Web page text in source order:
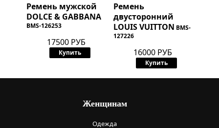
Ремень мужской
DOLCE & GABBANA
BMS-126253
17500 РУБ
Купить
Ремень
двусторонний
LOUIS VUITTON BMS-
127226
16000 РУБ
Купить
Женщинам
Одежда